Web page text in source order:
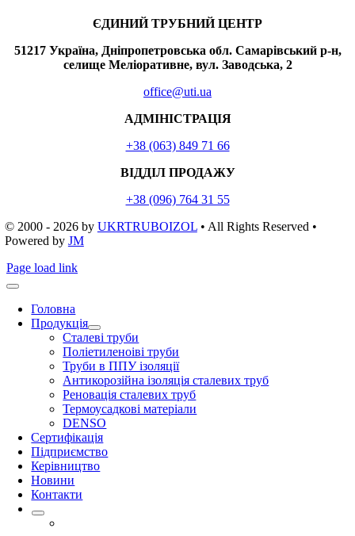
ЄДИНИЙ ТРУБНИЙ ЦЕНТР
51217 Україна, Дніпропетровська обл. Самарівський р-н,
селище Меліоративне, вул. Заводська, 2
office@uti.ua
АДМІНІСТРАЦІЯ
+38 (063) 849 71 66
ВІДДІЛ ПРОДАЖУ
+38 (096) 764 31 55
© 2000 - 2026 by UKRTRUBOIZOL• All Rights Reserved •
Powered by JM
Page load link
Головна
Продукція
Сталеві труби
Поліетиленоіві труби
Труби в ППУ ізоляції
Антикорозійна ізоляція сталевих труб
Реновація сталевих труб
Термоусадкові матеріали
DENSO
Сертифікація
Підприємство
Керівництво
Новини
Контакти